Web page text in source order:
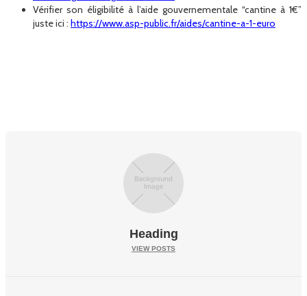
Vérifier son éligibilité à l’aide gouvernementale “cantine à 1€”
juste ici : https://www.asp-public.fr/aides/cantine-a-1-euro
Heading
VIEW POSTS